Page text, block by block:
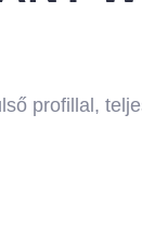
profillal,